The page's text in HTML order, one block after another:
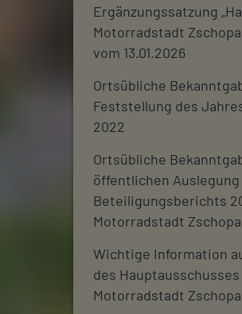
Ergänzungssatzung
Motorradstadt
vom 13.01.2026
Ortsübliche
Feststellung des
2022
Ortsübliche
öffentlichen Auslegung
Beteiligungsberichts
Motorradstadt
Wichtige Information
des
Motorradstadt